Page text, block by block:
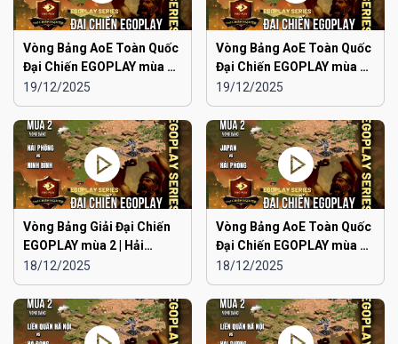
Vòng Bảng AoE Toàn Quốc
Đại Chiến EGOPLAY mùa 2 |
Aoe Đam Mê vs Quảng
Ninh
19/12/2025
Vòng Bảng AoE Toàn Quốc
Đại Chiến EGOPLAY mùa 2 |
Japan vs Ninh Bình
19/12/2025
Vòng Bảng Giải Đại Chiến
EGOPLAY mùa 2 | Hải
Phòng vs Ninh Bình
18/12/2025
Vòng Bảng AoE Toàn Quốc
Đại Chiến EGOPLAY mùa 2 |
Japan vs Hải Phòng
18/12/2025